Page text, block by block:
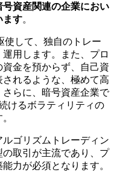
資産関連の企業におい
ます。
使して、独自のトレー
用します。また、プロ
金を預からず、自己資
れるような、極めて高
らに、暗号資産企業で
けるボラティリティの
ゴリズムトレーディン
取引が主流であり、プ
力が必須となります。